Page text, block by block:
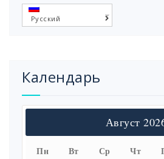
Русский
Календарь
Август
Пн Вт Ср Чт